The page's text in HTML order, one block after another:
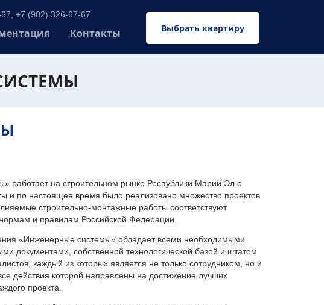
Выбрать квартиру
+7 (902) 326-67-67
Контакты
на строительном рынке Республики Марий Эл с
и по настоящее время было реализовано множество проектов
строительно-монтажные работы соответствуют
и правилам Российской Федерации.
«Инженерные системы» обладает всеми необходимыми
документами, собственной технологической базой и штатом
каждый из которых является не только сотрудником, но и
действия которой направлены на достижение лучших
проекта.